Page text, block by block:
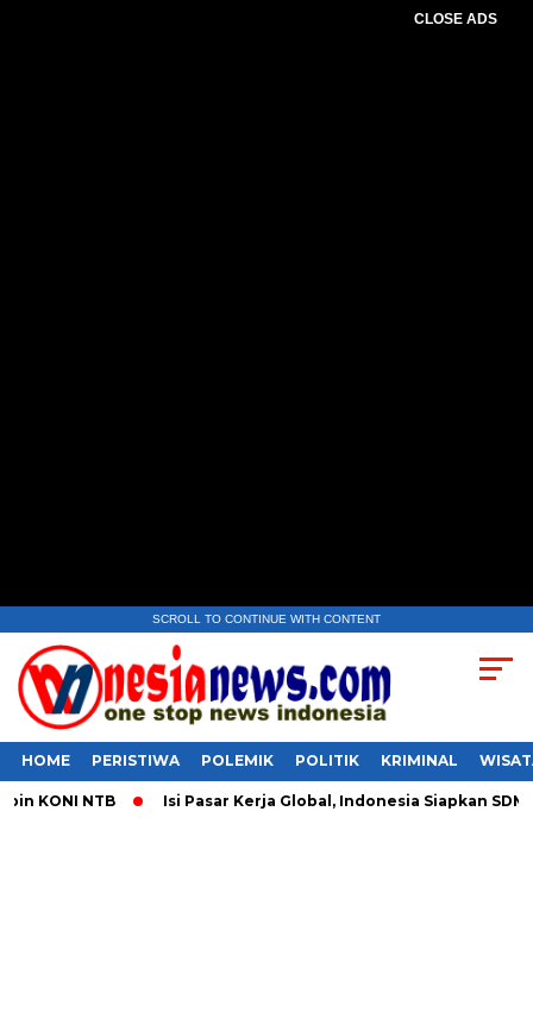
CLOSE ADS
SCROLL TO CONTINUE WITH CONTENT
HOME PERISTIWA POLEMIK POLITIK KRIMINAL
NTB ​Isi Pasar Kerja Global, Indonesia Siapkan SDM